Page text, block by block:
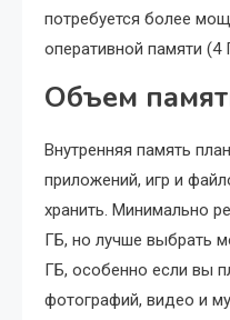
потребуется более
оперативной памяти (4
Объем
Внутренняя память
приложений, игр и
хранить. Минимально
ГБ, но лучше выбрать
ГБ, особенно если вы
фотографий, видео и